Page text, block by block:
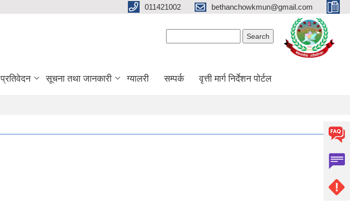
011421002 bethanchowkmun@gmail.com
प्रतिवेदन सूचना तथा जानकारी ग्यालरी सम्पर्क वृत्ती मार्ग निर्देशन पोर्टल